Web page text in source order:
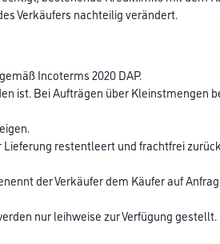
Verkäufers nachteilig verändert.
Incoterms 2020 DAP.
ist. Bei Aufträgen über Kleinstmengen
restentleert und frachtfrei
der Verkäufer dem Käufer auf
nur leihweise zur Verfügung